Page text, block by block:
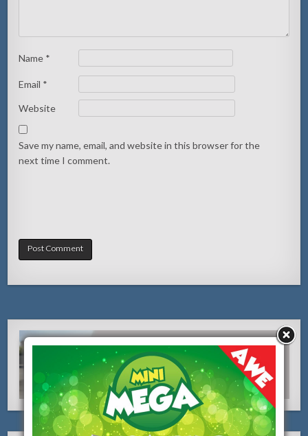
Name *
Email *
Website
Save my name, email, and website in this browser for the
next time I comment.